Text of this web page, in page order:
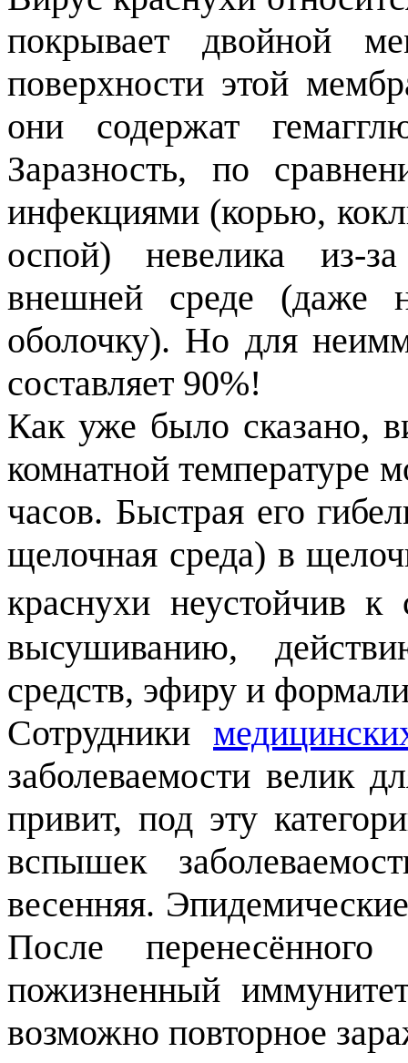
покрывает двойной
поверхности этой
они содержат
Заразность, по
инфекциями (корью,
оспой) невелика из-
внешней среде (даже
оболочку). Но для
составляет 90%!
Как уже было сказано,
комнатной температуре
часов. Быстрая его
щелочная среда) в
краснухи неустойчив
высушиванию,
средств, эфиру и
Сотрудники
заболеваемости велик
привит, под эту
вспышек
весенняя.
После перенесённого
пожизненный
возможно повторное